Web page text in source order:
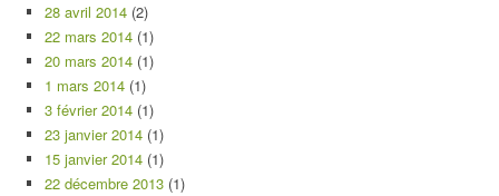
28 avril 2014 (2)
22 mars 2014 (1)
20 mars 2014 (1)
1 mars 2014 (1)
3 février 2014 (1)
23 janvier 2014 (1)
15 janvier 2014 (1)
22 décembre 2013 (1)